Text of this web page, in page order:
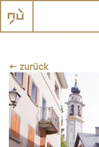
← zurück